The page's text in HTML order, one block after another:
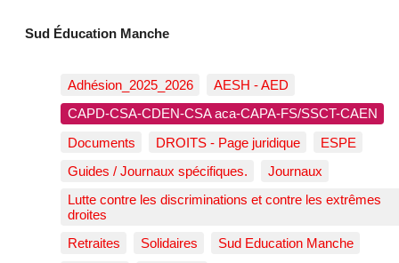
Sud Éducation Manche
Adhésion_2025_2026
AESH - AED
CAPD-CSA-CDEN-CSA aca-CAPA-FS/SSCT-CAEN
Documents
DROITS - Page juridique
ESPE
Guides / Journaux spécifiques.
Journaux
Lutte contre les discriminations et contre les extrêmes
droites
Retraites
Solidaires
Sud Education Manche